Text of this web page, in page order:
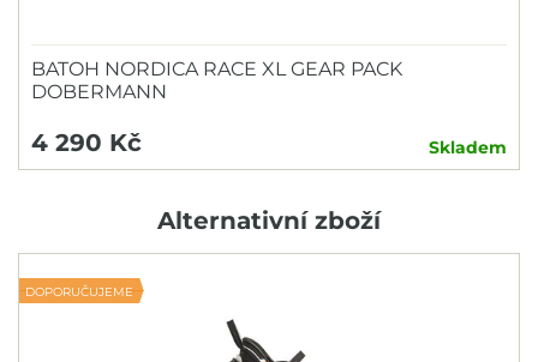
BATOH NORDICA RACE XL GEAR PACK
DOBERMANN
4 290 Kč Skladem
Alternativní zboží
DOPORUČUJEME